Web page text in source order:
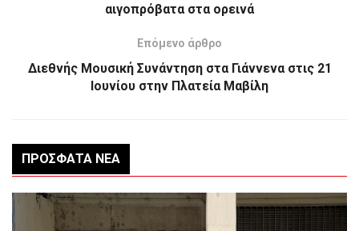
αιγοπρόβατα στα ορεινά
Επόμενο άρθρο
Διεθνής Μουσική Συνάντηση στα Γιάννενα στις 21
Ιουνίου στην Πλατεία Μαβίλη
ΠΡΌΣΦΑΤΑ ΝΈΑ